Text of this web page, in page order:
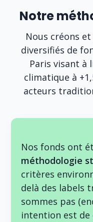
Notre
Nous créons
diversifiés de
Paris visant à
climatique à
acteurs
Nos fonds ont
méthodologie
critères
delà des labels
sommes pas
intention est de